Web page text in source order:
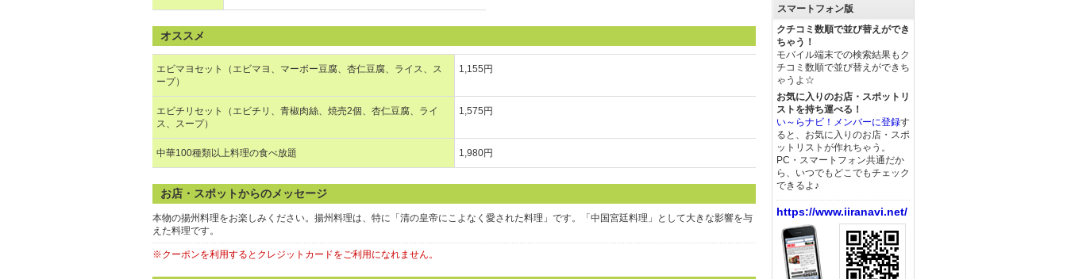
オススメ
エビマヨセット（エビマヨ、マーボー豆腐、杏仁豆腐、ライス、ス
ープ）
1,155円
エビチリセット（エビチリ、青椒肉絲、焼売2個、杏仁豆腐、ライ
ス、スープ）
1,575円
中華100種類以上料理の食べ放題 1,980円
お店・スポットからのメッセージ
本物の揚州料理をお楽しみください。揚州料理は、特に「清の皇帝にこよなく愛された料理」です。「中国宮廷料理」として大きな影響を与
えた料理です。
※クーポンを利用するとクレジットカードをご利用になれません。
スマートフォン版
クチコミ数順で並び替えができ
ちゃう！
モバイル端末での検索結果もク
チコミ数順で並び替えができち
ゃうよ☆
お気に入りのお店・スポットリ
ストを持ち運べる！
い～らナビ！メンバーに登録す
ると、お気に入りのお店・スポ
ットリストが作れちゃう。
PC・スマートフォン共通だか
ら、いつでもどこでもチェック
できるよ♪
https://www.iiranavi.net/